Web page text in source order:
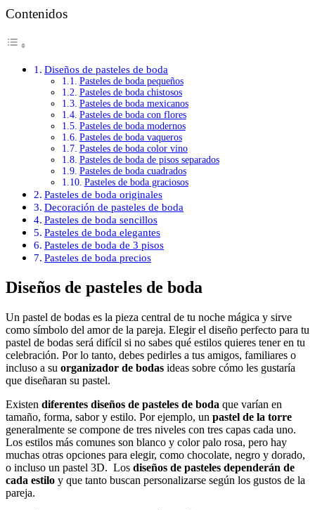
Contenidos
Diseños de pasteles de boda
Pasteles de boda pequeños
Pasteles de boda chistosos
Pasteles de boda mexicanos
Pasteles de boda con flores
Pasteles de boda modernos
Pasteles de boda vaqueros
Pasteles de boda color vino
Pasteles de boda de pisos separados
Pasteles de boda cuadrados
Pasteles de boda graciosos
Pasteles de boda originales
Decoración de pasteles de boda
Pasteles de boda sencillos
Pasteles de boda elegantes
Pasteles de boda de 3 pisos
Pasteles de boda precios
Diseños de pasteles de boda
Un pastel de bodas es la pieza central de tu noche mágica y sirve
como símbolo del amor de la pareja. Elegir el diseño perfecto para tu
pastel de bodas será difícil si no sabes qué estilos quieres tener en tu
celebración. Por lo tanto, debes pedirles a tus amigos, familiares o
incluso a su organizador de bodas ideas sobre cómo les gustaría
que diseñaran su pastel.
Existen diferentes diseños de pasteles de boda que varían en
tamaño, forma, sabor y estilo. Por ejemplo, un pastel de la torre
generalmente se compone de tres niveles con tres capas cada uno.
Los estilos más comunes son blanco y color palo rosa, pero hay
muchas otras opciones para elegir, como chocolate, negro y dorado,
o incluso un pastel 3D. Los diseños de pasteles dependerán de
cada estilo y que tanto buscan personalizarse según los gustos de la
pareja.